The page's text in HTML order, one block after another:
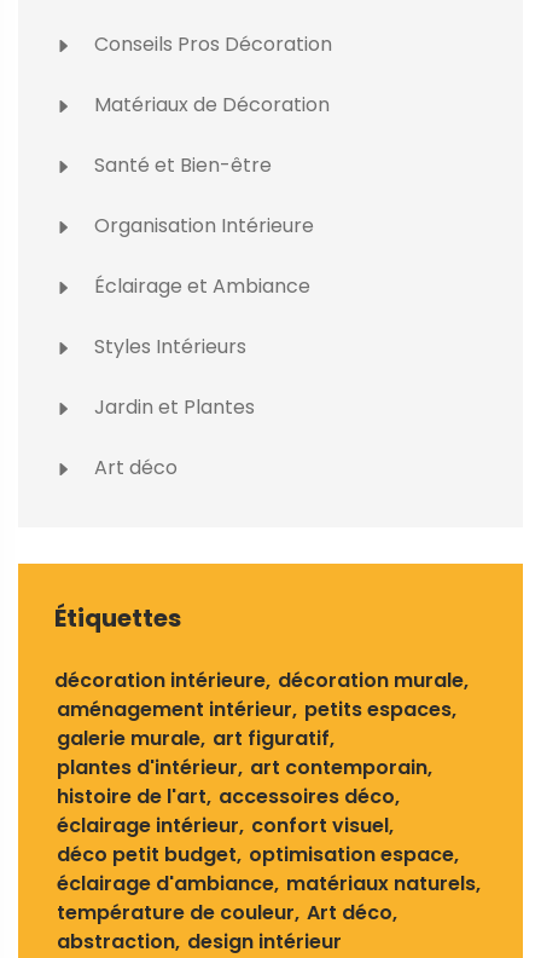
Conseils Pros Décoration
Matériaux de Décoration
Santé et Bien-être
Organisation Intérieure
Éclairage et Ambiance
Styles Intérieurs
Jardin et Plantes
Art déco
Étiquettes
décoration intérieure décoration murale
aménagement intérieur petits espaces
galerie murale art figuratif
plantes d'intérieur art contemporain
histoire de l'art accessoires déco
éclairage intérieur confort visuel
déco petit budget optimisation espace
éclairage d'ambiance matériaux naturels
température de couleur Art déco
abstraction design intérieur